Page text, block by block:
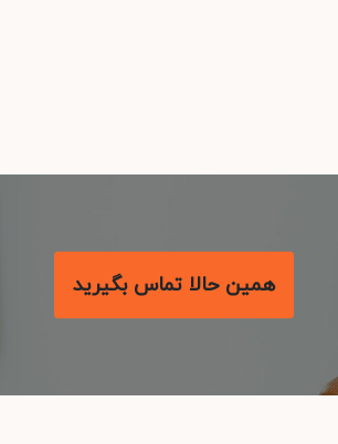
همین حالا تماس بگیرید